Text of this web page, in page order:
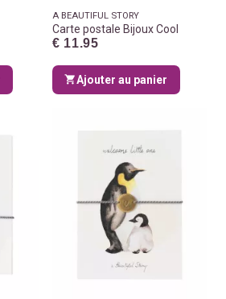
A BEAUTIFUL STORY
Carte postale Bijoux Cool
€ 11.95
Ajouter au panier